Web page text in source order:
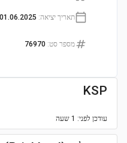
תאריך יציאה:
01.06.2025
מספר סט:
76970
KSP
עודכן לפני: 1 שעה